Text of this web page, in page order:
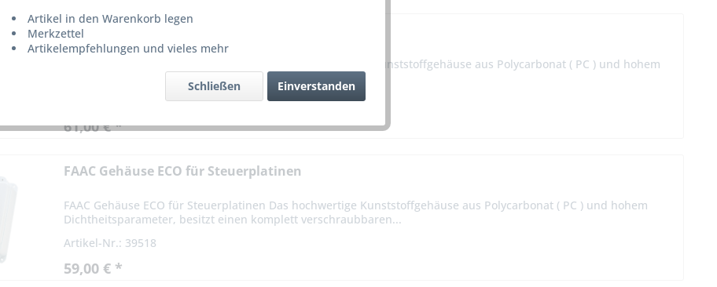
FAAC Gehäuse Luxus für Steuerplatinen
FAAC Gehäuse Luxus für Steuerplatinen. Das hochwertige Kunststoffgehäuse aus Polycarbonat ( PC ) und hohem
Dichtheitsparameter, besitzt einen versperrbaren stabilen...
61,00 € *
FAAC Gehäuse ECO für Steuerplatinen
FAAC Gehäuse ECO für Steuerplatinen Das hochwertige Kunststoffgehäuse aus Polycarbonat ( PC ) und hohem
Dichtheitsparameter, besitzt einen komplett verschraubbaren...
Artikel-Nr.: 39518
59,00 € *
Artikel in den Warenkorb legen
Merkzettel
Artikelempfehlungen und vieles mehr
Einverstanden
Schließen